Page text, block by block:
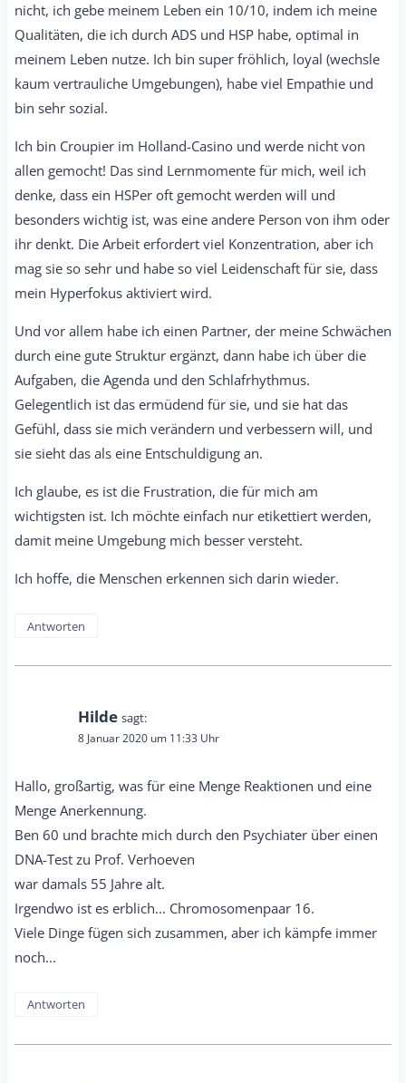
nicht, ich gebe meinem Leben ein 10/10, indem ich meine
Qualitäten, die ich durch ADS und HSP habe, optimal in
meinem Leben nutze. Ich bin super fröhlich, loyal (wechsle
kaum vertrauliche Umgebungen), habe viel Empathie und
bin sehr sozial.
Ich bin Croupier im Holland-Casino und werde nicht von
allen gemocht! Das sind Lernmomente für mich, weil ich
denke, dass ein HSPer oft gemocht werden will und
besonders wichtig ist, was eine andere Person von ihm oder
ihr denkt. Die Arbeit erfordert viel Konzentration, aber ich
mag sie so sehr und habe so viel Leidenschaft für sie, dass
mein Hyperfokus aktiviert wird.
Und vor allem habe ich einen Partner, der meine Schwächen
durch eine gute Struktur ergänzt, dann habe ich über die
Aufgaben, die Agenda und den Schlafrhythmus.
Gelegentlich ist das ermüdend für sie, und sie hat das
Gefühl, dass sie mich verändern und verbessern will, und
sie sieht das als eine Entschuldigung an.
Ich glaube, es ist die Frustration, die für mich am
wichtigsten ist. Ich möchte einfach nur etikettiert werden,
damit meine Umgebung mich besser versteht.
Ich hoffe, die Menschen erkennen sich darin wieder.
Antworten
Hilde sagt:
8 Januar 2020 um 11:33 Uhr
Hallo, großartig, was für eine Menge Reaktionen und eine
Menge Anerkennung.
Ben 60 und brachte mich durch den Psychiater über einen
DNA-Test zu Prof. Verhoeven
war damals 55 Jahre alt.
Irgendwo ist es erblich... Chromosomenpaar 16.
Viele Dinge fügen sich zusammen, aber ich kämpfe immer
noch...
Antworten